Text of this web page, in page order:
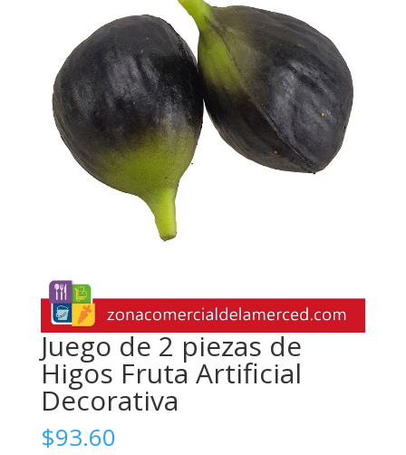
Juego de 2 piezas de
Higos Fruta Artificial
Decorativa
$93.60